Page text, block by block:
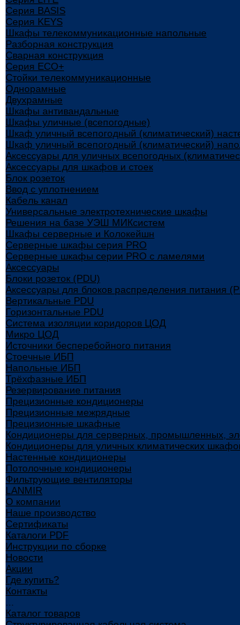
Cерия BASIS
Cерия KEYS
Шкафы телекоммуникационные напольные
Разборная конструкция
Сварная конструкция
Серия ECO+
Стойки телекоммуникационные
Однорамные
Двухрамные
Шкафы антивандальные
Шкафы уличные (всепогодные)
Шкаф уличный всепогодный (климатический)
Шкаф уличный всепогодный (климатический)
Аксессуары для уличных всепогодных
Аксессуары для шкафов и стоек
Блок розеток
Ввод с уплотнением
Кабель канал
Универсальные электротехнические шкафы
Решения на базе УЭШ МИКсистем
Шкафы серверные и Колокейшн
Серверные шкафы серия PRO
Серверные шкафы серии PRO с ламелями
Аксессуары
Блоки розеток (PDU)
Аксессуары для блоков распределения питания
Вертикальные PDU
Горизонтальные PDU
Система изоляции коридоров ЦОД
Микро ЦОД
Источники бесперебойного питания
Стоечные ИБП
Напольные ИБП
Трёхфазные ИБП
Резервирование питания
Прецизионные кондиционеры
Прецизионные межрядные
Прецизионные шкафные
Кондиционеры для серверных, промышленных,
Кондиционеры для уличных климатических
Настенные кондиционеры
Потолочные кондиционеры
Фильтрующие вентиляторы
LANMIR
О компании
Наше производство
Сертификаты
Каталоги PDF
Инструкции по сборке
Новости
Акции
Где купить?
Контакты
Каталог товаров